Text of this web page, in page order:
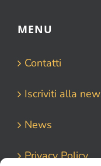
MENU
Contatti
Iscriviti alla
News
Privacy Policy